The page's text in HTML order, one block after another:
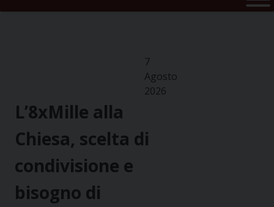
7
Agosto
2026
L’8xMille alla
Chiesa, scelta di
condivisione e
bisogno di